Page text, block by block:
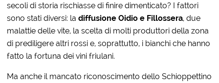
secoli di storia rischiasse di finire dimenticato? I fattori
sono stati diversi: ladiffusione Oidio e Fillossera, due
malattie delle vite, la scelta di molti produttori della zona
di prediligere altri rossi e, soprattutto, i bianchi che hanno
fatto la fortuna dei vini friulani.
Ma anche il mancato riconoscimento dello Schioppettino